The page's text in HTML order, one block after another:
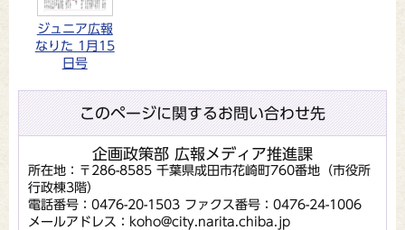
ジュニア広報
なりた 1月15
日号
このページに関するお問い合わせ先
企画政策部 広報メディア推進課
所在地：〒286-8585 千葉県成田市花崎町760番地（市役所
行政棟3階）
電話番号：0476-20-1503 ファクス番号：0476-24-1006
メールアドレス：koho@city.narita.chiba.jp